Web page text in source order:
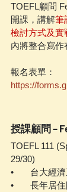
TOEFL顧問
開課，講解筆
檢討方式及實
內將整合寫作
報名表單：
https://
授課顧問 –
TOEFL 111
29/30)
•       台大經
•       長年